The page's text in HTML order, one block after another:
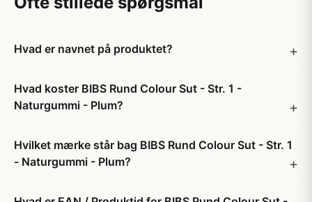
Hvad er navnet på produktet?
Hvad koster BIBS Rund Colour Sut - Str. 1 -
Naturgummi - Plum?
Hvilket mærke står bag BIBS Rund Colour Sut - Str. 1
- Naturgummi - Plum?